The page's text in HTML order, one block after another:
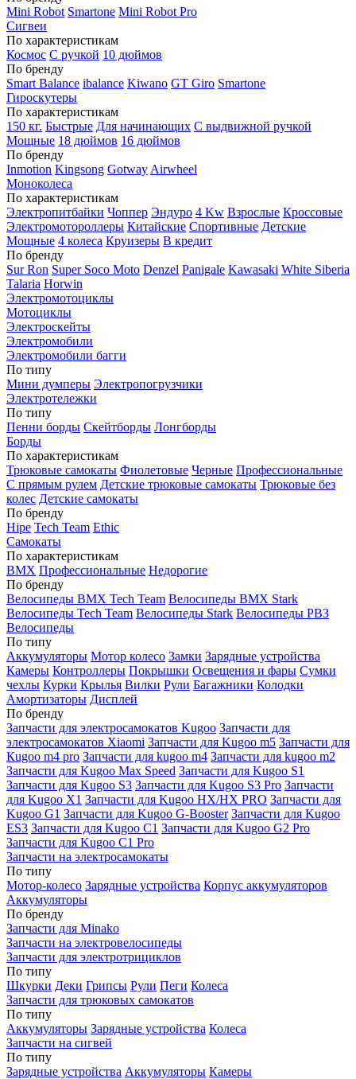
Mini Robot Smartone Mini Robot Pro
Сигвеи
По характеристикам
Космос С ручкой 10 дюймов
По бренду
Smart Balance ibalance Kiwano GT Giro Smartone
Гироскутеры
По характеристикам
150 кг. Быстрые Для начинающих С выдвижной ручкой
Мощные 18 дюймов 16 дюймов
По бренду
Inmotion Kingsong Gotway Airwheel
Моноколеса
По характеристикам
Электропитбайки Чоппер Эндуро 4 Kw Взрослые Кроссовые
Электромотороллеры Китайские Спортивные Детские
Мощные 4 колеса Круизеры В кредит
По бренду
Sur Ron Super Soco Moto Denzel Panigale Kawasaki White Siberia
Talaria Horwin
Электромотоциклы
Мотоциклы
Электроскейты
Электромобили
Электромобили багги
По типу
Мини думперы Электропогрузчики
Электротележки
По типу
Пенни борды Скейтборды Лонгборды
Борды
По характеристикам
Трюковые самокаты Фиолетовые Черные Профессиональные
С прямым рулем Детские трюковые самокаты Трюковые без
колес Детские самокаты
По бренду
Hipe Tech Team Ethic
Самокаты
По характеристикам
BMX Профессиональные Недорогие
По бренду
Велосипеды BMX Tech Team Велосипеды BMX Stark
Велосипеды Tech Team Велосипеды Stark Велосипеды РВЗ
Велосипеды
По типу
Аккумуляторы Мотор колесо Замки Зарядные устройства
Камеры Контроллеры Покрышки Освещения и фары Сумки
чехлы Курки Крылья Вилки Рули Багажники Колодки
Амортизаторы Дисплей
По бренду
Запчасти для электросамокатов Kugoo Запчасти для
электросамокатов Xiaomi Запчасти для Kugoo m5 Запчасти для
Кugoo m4 pro Запчасти для kugoo m4 Запчасти для kugoo m2
Запчасти для Kugoo Max Speed Запчасти для Kugoo S1
Запчасти для Kugoo S3 Запчасти для Kugoo S3 Pro Запчасти
для Kugoo X1 Запчасти для Kugoo HX/HX PRO Запчасти для
Kugoo G1 Запчасти для Kugoo G-Booster Запчасти для Kugoo
ES3 Запчасти для Kugoo C1 Запчасти для Kugoo G2 Pro
Запчасти для Kugoo C1 Pro
Запчасти на электросамокаты
По типу
Мотор-колесо Зарядные устройства Корпус аккумуляторов
Аккумуляторы
По бренду
Запчасти для Minako
Запчасти на электровелосипеды
Запчасти для электротрициклов
По типу
Шкурки Деки Грипсы Рули Пеги Колеса
Запчасти для трюковых самокатов
По типу
Аккумуляторы Зарядные устройства Колеса
Запчасти на сигвей
По типу
Зарядные устройства Аккумуляторы Камеры